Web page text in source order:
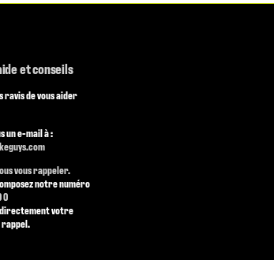
et conseils
ravis de vous aider
un e-mail à :
vous rappeler.
notre numéro
0
votre
rappel.